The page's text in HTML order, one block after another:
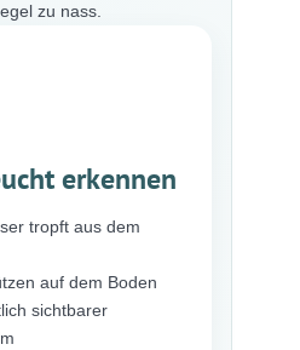
zu nass.
erkennen
tropft aus dem
auf dem Boden
sichtbarer